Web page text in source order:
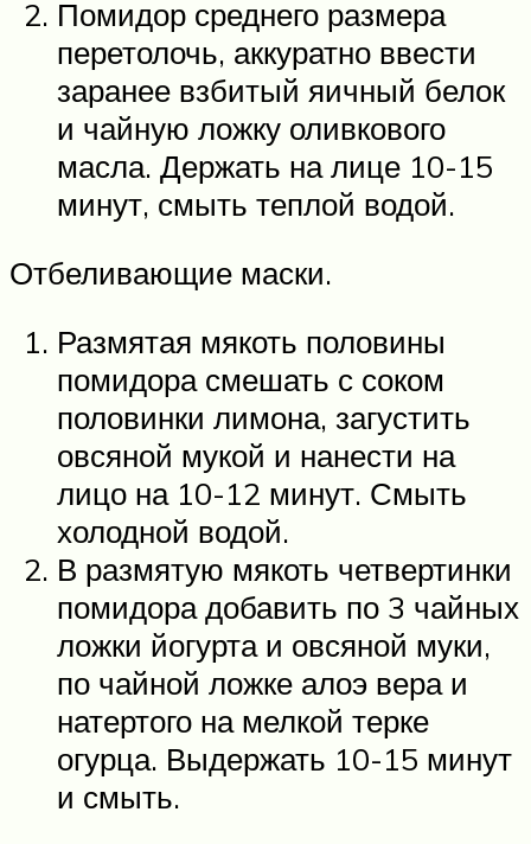
Помидор среднего размера
перетолочь, аккуратно ввести
заранее взбитый яичный белок
и чайную ложку оливкового
масла. Держать на лице 10-15
минут, смыть теплой водой.
Отбеливающие маски.
Размятая мякоть половины
помидора смешать с соком
половинки лимона, загустить
овсяной мукой и нанести на
лицо на 10-12 минут. Смыть
холодной водой.
В размятую мякоть четвертинки
помидора добавить по 3 чайных
ложки йогурта и овсяной муки,
по чайной ложке алоэ вера и
натертого на мелкой терке
огурца. Выдержать 10-15 минут
и смыть.